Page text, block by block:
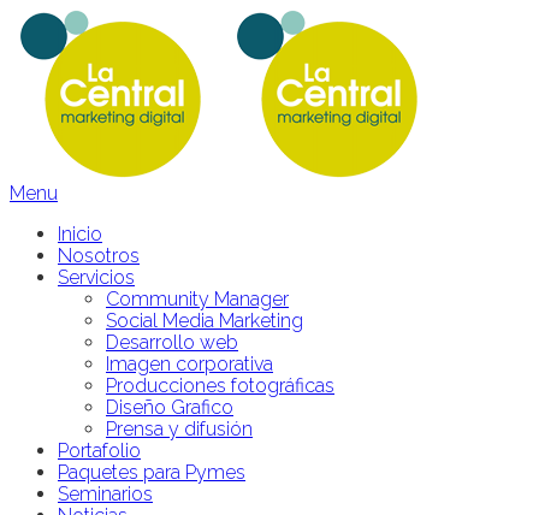
Menu
Inicio
Nosotros
Servicios
Community Manager
Social Media Marketing
Desarrollo web
Imagen corporativa
Producciones fotográficas
Diseño Grafico
Prensa y difusión
Portafolio
Paquetes para Pymes
Seminarios